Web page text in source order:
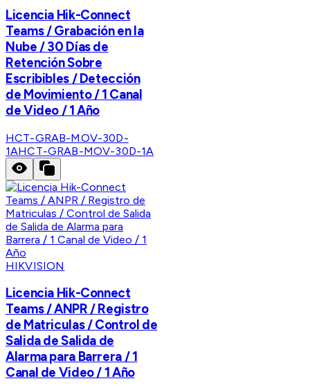
Licencia Hik-Connect
Teams / Grabación en la
Nube / 30 Días de
Retención Sobre
Escribibles / Detección
de Movimiento / 1 Canal
de Video / 1 Año
HCT-GRAB-MOV-30D-
1AHCT-GRAB-MOV-30D-1A
HIKVISION
Licencia Hik-Connect
Teams / ANPR / Registro
de Matriculas / Control de
Salida de Salida de
Alarma para Barrera / 1
Canal de Video / 1 Año